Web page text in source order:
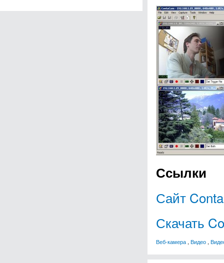
Ссылки
Сайт
Скачать
Веб-камера , Видео ,